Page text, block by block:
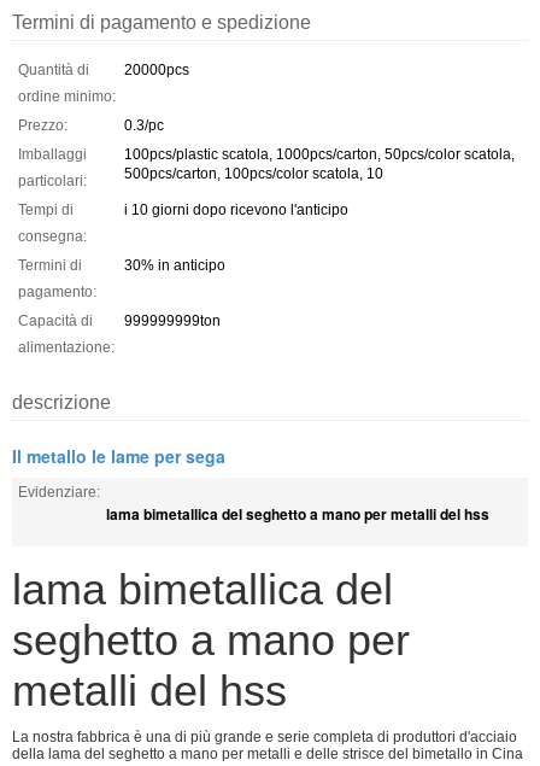
Termini di pagamento e spedizione
Quantità di
ordine minimo:
20000pcs
Prezzo:
0.3/pc
Imballaggi
particolari:
100pcs/plastic scatola, 1000pcs/carton, 50pcs/color scatola,
500pcs/carton, 100pcs/color scatola, 10
Tempi di
consegna:
i 10 giorni dopo ricevono l'anticipo
Termini di
pagamento:
30% in anticipo
Capacità di
alimentazione:
999999999ton
descrizione
Il metallo le lame per sega
Evidenziare:
lama bimetallica del seghetto a mano per metalli del hss
lama bimetallica del
seghetto a mano per
metalli del hss
La nostra fabbrica è una di più grande e serie completa di produttori d'acciaio
della lama del seghetto a mano per metalli e delle strisce del bimetallo in Cina